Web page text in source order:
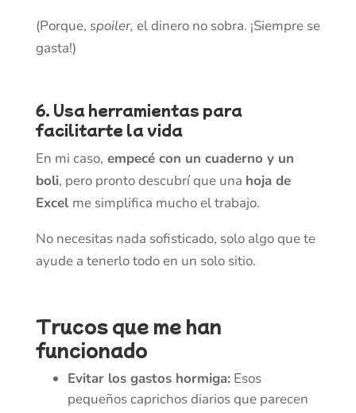
(Porque, spoiler, el dinero no sobra. ¡Siempre se
gasta!)
6. Usa herramientas para
facilitarte la vida
En mi caso, empecé con un cuaderno y un
boli, pero pronto descubrí que una hoja de
Excel me simplifica mucho el trabajo.
No necesitas nada sofisticado, solo algo que te
ayude a tenerlo todo en un solo sitio.
Trucos que me han
funcionado
Evitar los gastos hormiga:Esos
pequeños caprichos diarios que parecen